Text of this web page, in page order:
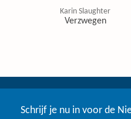
Karin Slaughter
Verzwegen
Schrijf je nu in voor de